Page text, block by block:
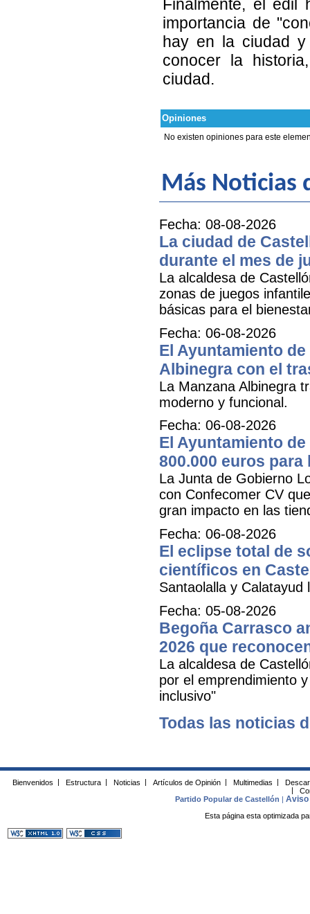
Finalmente, el edil
importancia de
hay en la ciudad
conocer la
ciudad.
Opiniones
No existen opiniones para este
Más Noticias
Fecha: 08-08-2026
La ciudad de
durante el mes de
La alcaldesa de
zonas de juegos
básicas para el
Fecha: 06-08-2026
El Ayuntamiento
Albinegra con el
La Manzana Albinegra
moderno y funcional.
Fecha: 06-08-2026
El Ayuntamiento
800.000 euros
La Junta de Gobierno
con Confecomer CV
gran impacto en las
Fecha: 06-08-2026
El eclipse total de
científicos en
Santaolalla y Calatayud
Fecha: 05-08-2026
Begoña Carrasco
2026 que
La alcaldesa de
por el emprendimiento
inclusivo"
Todas las noticias
Bienvenidos Estructura Noticias Artículos de Opinión Multimedias
Partido Popular de Castellón
|Aviso
Esta página esta optimizada